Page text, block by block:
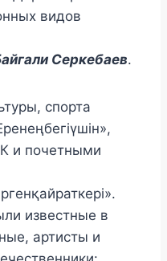
видов
Серкебаев.
спорта
и почетными
известные в
артисты и